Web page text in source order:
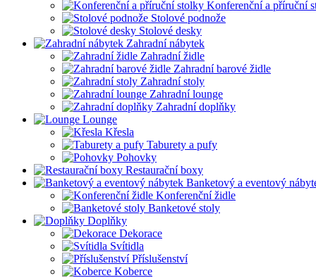
Konferenční a příruční
Stolové podnože
Stolové desky
Zahradní nábytek
Zahradní židle
Zahradní barové židle
Zahradní stoly
Zahradní lounge
Zahradní doplňky
Lounge
Křesla
Taburety a pufy
Pohovky
Restaurační boxy
Banketový a eventový
Konferenční židle
Banketové stoly
Doplňky
Dekorace
Svítidla
Příslušenství
Koberce